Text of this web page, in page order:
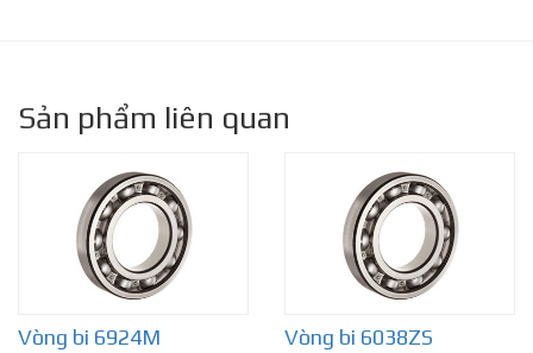
Sản phẩm liên quan
Vòng bi 6924M Vòng bi 6038ZS